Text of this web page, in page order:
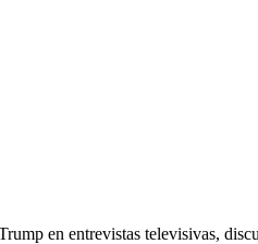
en entrevistas televisivas,